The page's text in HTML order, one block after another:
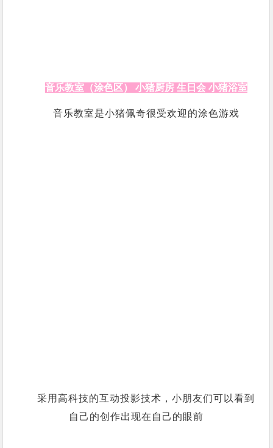
音乐教室（涂色区） 小猪厨房 生日会小猪浴室
音乐教室是小猪佩奇很受欢迎的涂色游戏
采用高科技的互动投影技术，小朋友们可以看到
自己的创作出现在自己的眼前